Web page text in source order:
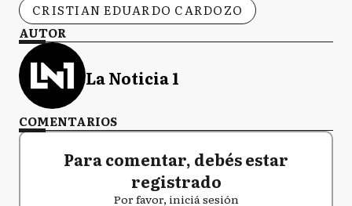
CRISTIAN EDUARDO CARDOZO
AUTOR
La Noticia 1
COMENTARIOS
Para comentar, debés estar
registrado
Por favor, iniciá sesión